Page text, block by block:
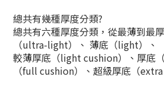
總共有幾種厚度分類?
總共有六種厚度分類，從最薄到最
（ultra-light）、 薄底（light）、
較薄厚底（light cushion）、厚底
（full cushion）、超級厚底（extra